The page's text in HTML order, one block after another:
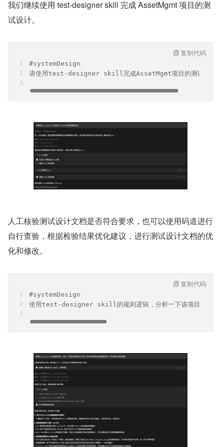
3.2.3 AssetMgmt 测试设计
我们继续使用 test-designer skill 完成 AssetMgmt 项目的测
试设计。
#systemDesign
请使用test-designer skill完成AssetMgmt项目的测试设计
人工核验测试设计文档是否符合要求，也可以使用码道进行
自行查验，根据检验结果优化建议，进行测试设计文档的优
化和修改。
#systemDesign
使用test-designer skill的规则逻辑，分析一下该项目测试设计